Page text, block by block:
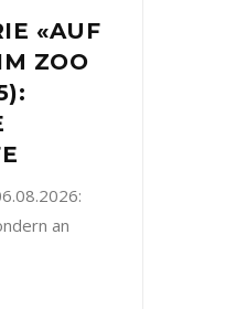
«AUF
ZOO
an